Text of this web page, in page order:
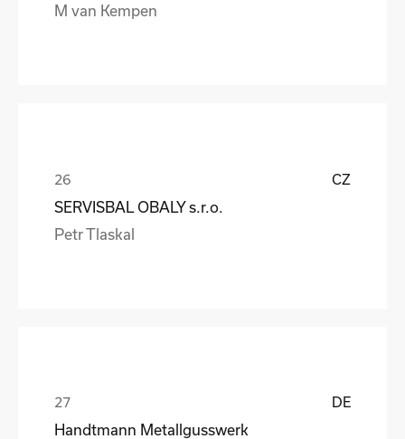
M van Kempen
CZ
SERVISBAL OBALY s.r.o.
Petr Tlaskal
DE
Handtmann Metallgusswerk